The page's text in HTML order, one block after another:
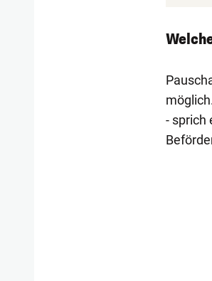
- sprich